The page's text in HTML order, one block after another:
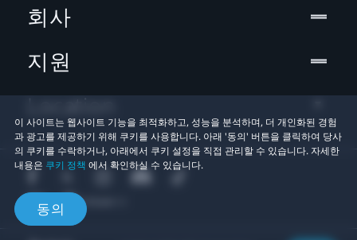
이 사이트는 웹사이트 기능을 최적화하고, 성능을 분석하며, 더 개인화된 경험
과 광고를 제공하기 위해 쿠키를 사용합니다. 아래 '동의' 버튼을 클릭하여 당사
의 쿠키를 수락하거나, 아래에서 쿠키 설정을 직접 관리할 수 있습니다. 자세한
내용은 쿠키 정책 에서 확인하실 수 있습니다.
동의
회사
지원
Location